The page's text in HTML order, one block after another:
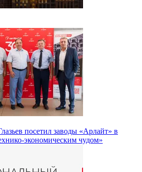
посетил заводы «Арлайт» в
экономическим чудом»